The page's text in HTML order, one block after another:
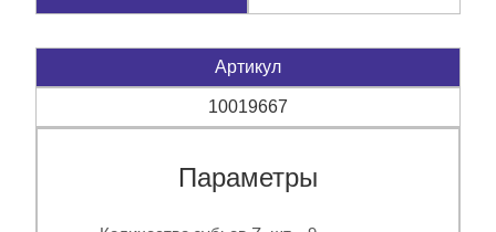
Артикул
10019667
Параметры